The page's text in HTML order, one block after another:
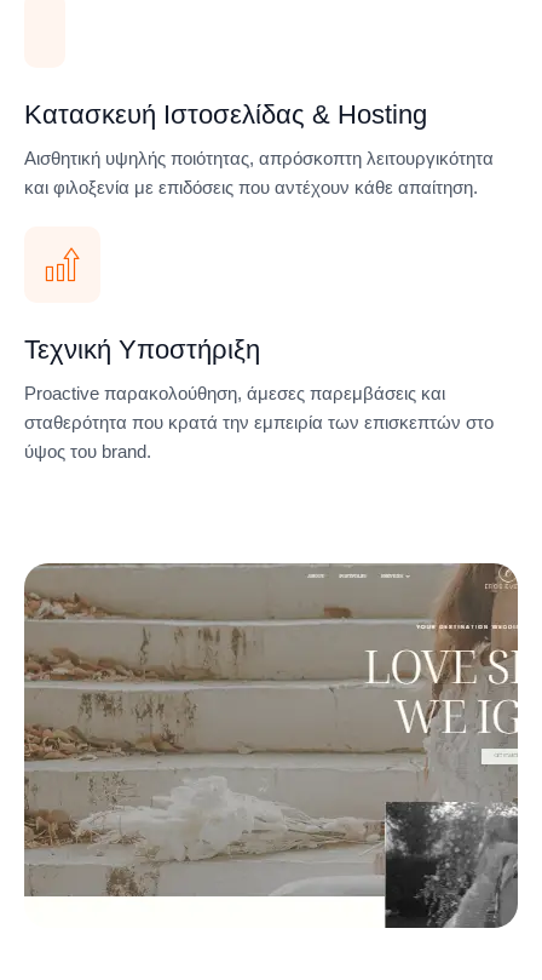
Κατασκευή Ιστοσελίδας & Hosting
Αισθητική υψηλής ποιότητας, απρόσκοπτη λειτουργικότητα
και φιλοξενία με επιδόσεις που αντέχουν κάθε απαίτηση.
Τεχνική Υποστήριξη
Proactive παρακολούθηση, άμεσες παρεμβάσεις και
σταθερότητα που κρατά την εμπειρία των επισκεπτών στο
ύψος του brand.